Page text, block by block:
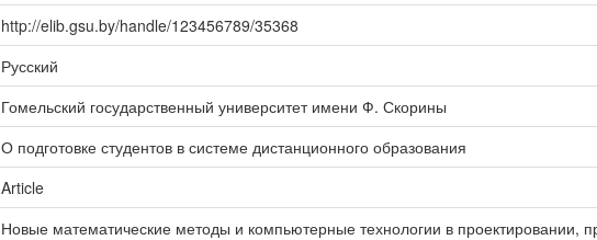
http://elib.gsu.by/handle/123456789/35368
Русский
Гомельский государственный университет имени Ф. Скорины
О подготовке студентов в системе дистанционного образования
Article
Новые математические методы и компьютерные технологии в проектировании,